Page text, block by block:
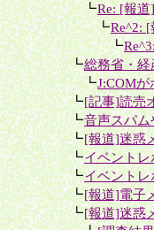
＋＋┗Re: [報
＋＋＋┗Re^2:
＋＋＋＋┗
＋┗総務省・経
＋＋┗J:COM
＋┗[記事]読売
＋┗音声スパ
＋┗[報道]迷惑
＋┗イベントレ
＋┗イベントレ
＋┗[報道]電子
＋┗[報道]迷惑